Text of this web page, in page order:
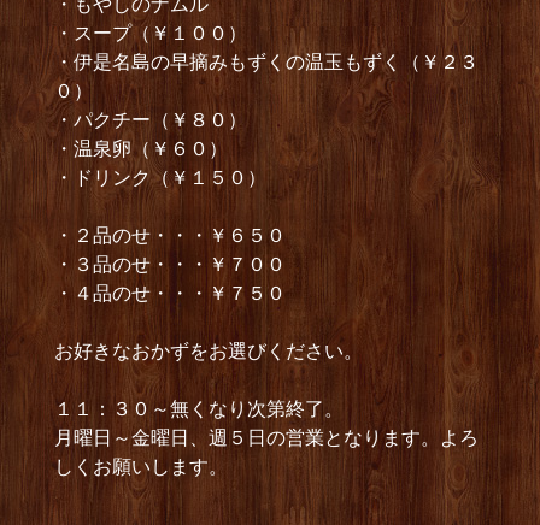
・スープ（￥１００）
・伊是名島の早摘みもずくの温玉もずく（￥２３
０）
・パクチー（￥８０）
・温泉卵（￥６０）
・ドリンク（￥１５０）
・２品のせ・・・￥６５０
・３品のせ・・・￥７００
・４品のせ・・・￥７５０
お好きなおかずをお選びください。
１１：３０～無くなり次第終了。
月曜日～金曜日、週５日の営業となります。よろ
しくお願いします。